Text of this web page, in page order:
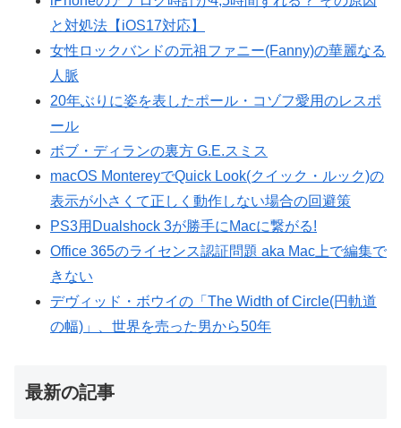
と対処法【iOS17対応】
女性ロックバンドの元祖ファニー(Fanny)の華麗なる
人脈
20年ぶりに姿を表したポール・コゾフ愛用のレスポ
ール
ボブ・ディランの裏方 G.E.スミス
macOS MontereyでQuick Look(クイック・ルック)の
表示が小さくて正しく動作しない場合の回避策
PS3用Dualshock 3が勝手にMacに繋がる!
Office 365のライセンス認証問題 aka Mac上で編集で
きない
デヴィッド・ボウイの「The Width of Circle(円軌道
の幅)」、世界を売った男から50年
最新の記事